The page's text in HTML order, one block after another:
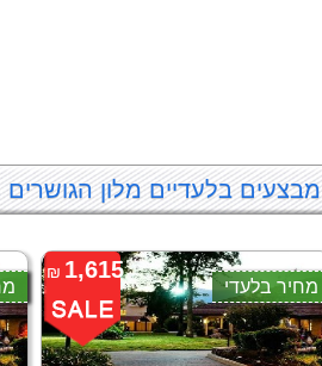
מבצעים בלעדיים מלון
1,615
₪
מחיר בלעדי